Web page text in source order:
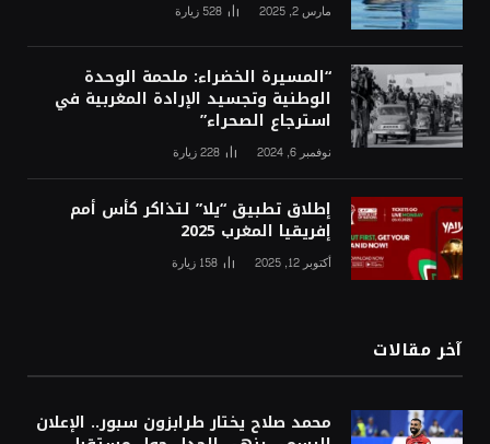
مارس 2, 2025 528 زيارة
“المسيرة الخضراء: ملحمة الوحدة
الوطنية وتجسيد الإرادة المغربية في
استرجاع الصحراء”
نوفمبر 6, 2024 228زيارة
إطلاق تطبيق “يلا” لتذاكر كأس أمم
إفريقيا المغرب 2025
أكتوبر 12, 2025 158 زيارة
آخر مقالات
محمد صلاح يختار طرابزون سبور.. الإعلان